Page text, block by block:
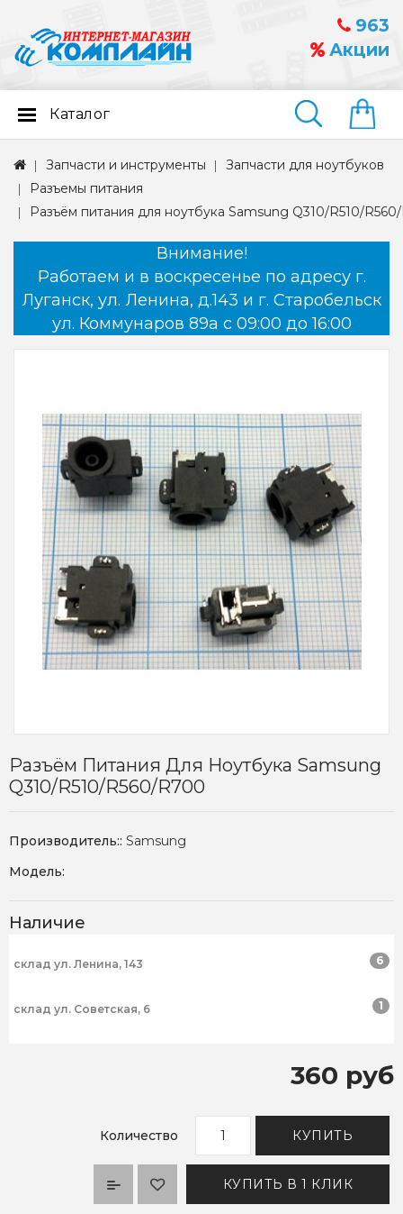
963
Акции
Найти
Каталог
Запчасти и инструменты
Запчасти для ноутбуков
Разъемы питания
Разъём питания для ноутбука Samsung Q310/R510/
Внимание!
Работаем и в воскресенье по адресу г.
Луганск, ул. Ленина, д.143 и г. Старобельск
ул. Коммунаров 89а с 09:00 до 16:00
Разъём Питания Для Ноутбука Samsung
Q310/R510/R560/R700
Производитель:: Samsung
Модель:
Наличие
склад ул. Ленина, 143 6
склад ул. Советская, 6 1
360 руб
Количество КУПИТЬ
КУПИТЬ В 1 КЛИК